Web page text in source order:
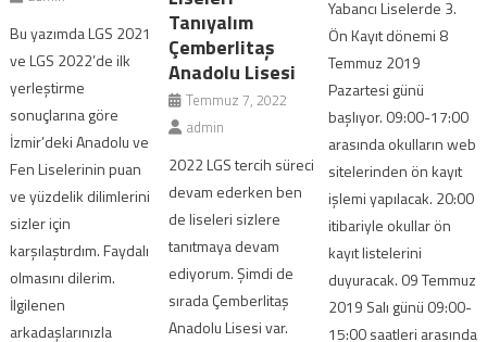
Bu yazımda LGS 2021
ve LGS 2022’de ilk
yerleştirme
sonuçlarına göre
İzmir’deki Anadolu ve
Fen Liselerinin puan
ve yüzdelik dilimlerini
sizler için
karşılaştırdım. Faydalı
olmasını dilerim.
İlgilenen
arkadaşlarınızla
Tanıyalım
Çemberlitaş
Anadolu Lisesi
Temmuz 7, 2022
admin
2022 LGS tercih süreci
devam ederken ben
de liseleri sizlere
tanıtmaya devam
ediyorum. Şimdi de
sırada Çemberlitaş
Anadolu Lisesi var.
Yabancı Liselerde 3.
Ön Kayıt dönemi 8
Temmuz 2019
Pazartesi günü
başlıyor. 09:00-17:00
arasında okulların web
sitelerinden ön kayıt
işlemi yapılacak. 20:00
itibariyle okullar ön
kayıt listelerini
duyuracak. 09 Temmuz
2019 Salı günü 09:00-
15:00 saatleri arasında